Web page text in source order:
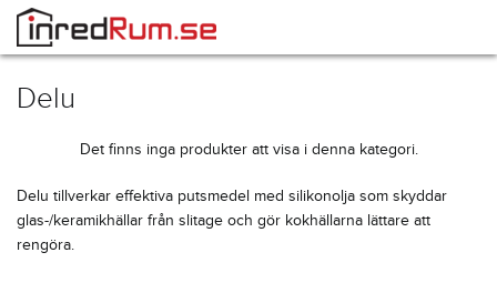
Delu
Det finns inga produkter att visa i denna kategori.
Delu tillverkar effektiva putsmedel med silikonolja som skyddar
glas-/keramikhällar från slitage och gör kokhällarna lättare att
rengöra.